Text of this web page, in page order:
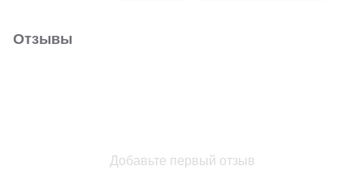
Отзывы
Добавьте первый отзыв